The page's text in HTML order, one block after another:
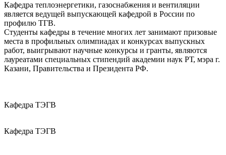
Кафедра теплоэнергетики, газоснабжения и вентиляции
является ведущей выпускающей кафедрой в России по
профилю ТГВ.
Студенты кафедры в течение многих лет занимают призовые
места в профильных олимпиадах и конкурсах выпускных
работ, выигрывают научные конкурсы и гранты, являются
лауреатами специальных стипендий академии наук РТ, мэра г.
Казани, Правительства и Президента РФ.
Кафедра ТЭГВ
Кафедра ТЭГВ